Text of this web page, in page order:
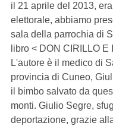
il 21 aprile del 2013,
elettorale, abbiamo
sala della parrochia di
libro < DON CIRILLO E
L'autore è il medico di
provincia di Cuneo,
il bimbo salvato da
monti. Giulio Segre,
deportazione, grazie